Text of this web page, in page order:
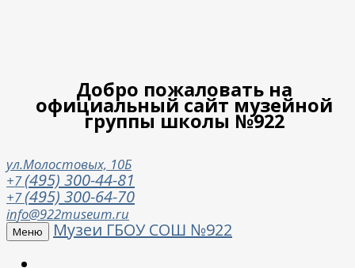
Добро пожаловать на
официальный сайт музейной
группы школы №922
ул.Молостовых, 10Б
+7(495) 300-44-81
+7(495) 300-64-70
info@922museum.ru
Меню Музеи ГБОУ СОШ №922